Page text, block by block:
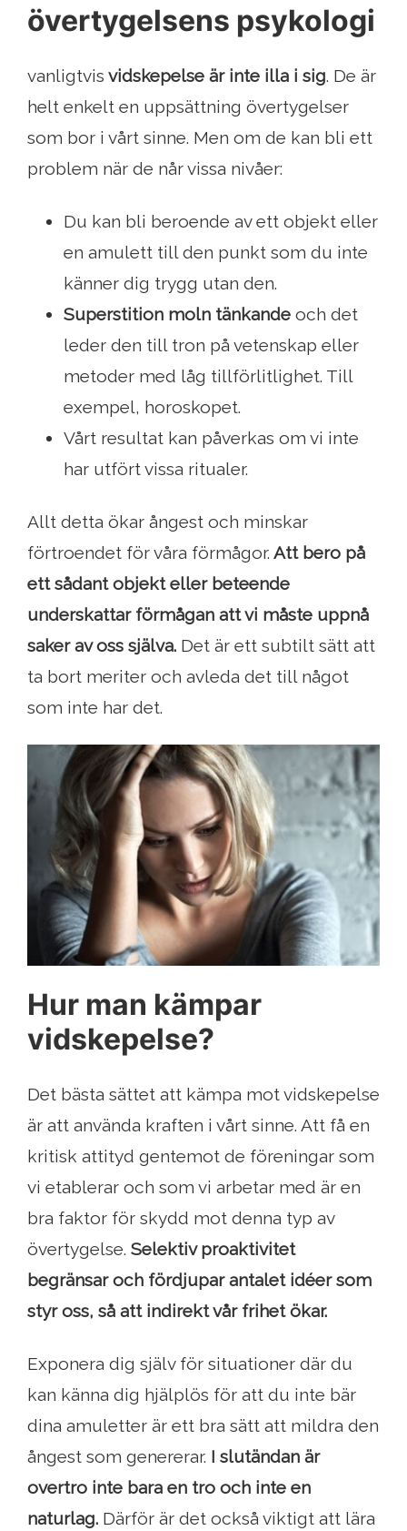
övertygelsens psykologi
vanligtvis vidskepelse är inte illa i sig. De är
helt enkelt en uppsättning övertygelser
som bor i vårt sinne. Men om de kan bli ett
problem när de når vissa nivåer:
Du kan bli beroende av ett objekt eller
en amulett till den punkt som du inte
känner dig trygg utan den.
Superstition moln tänkande och det
leder den till tron ​​på vetenskap eller
metoder med låg tillförlitlighet. Till
exempel, horoskopet.
Vårt resultat kan påverkas om vi inte
har utfört vissa ritualer.
Allt detta ökar ångest och minskar
förtroendet för våra förmågor. Att bero på
ett sådant objekt eller beteende
underskattar förmågan att vi måste uppnå
saker av oss själva. Det är ett subtilt sätt att
ta bort meriter och avleda det till något
som inte har det.
Hur man kämpar
vidskepelse?
Det bästa sättet att kämpa mot vidskepelse
är att använda kraften i vårt sinne. Att få en
kritisk attityd gentemot de föreningar som
vi etablerar och som vi arbetar med är en
bra faktor för skydd mot denna typ av
övertygelse. Selektiv proaktivitet
begränsar och fördjupar antalet idéer som
styr oss, så att indirekt vår frihet ökar.
Exponera dig själv för situationer där du
kan känna dig hjälplös för att du inte bär
dina amuletter är ett bra sätt att mildra den
ångest som genererar. I slutändan är
overtro inte bara en tro och inte en
naturlag. Därför är det också viktigt att lära